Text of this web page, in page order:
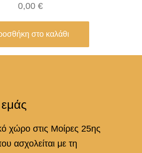
0,00 €
στο καλάθι
χώρο στις Μοίρες 25ης
ασχολείται με τη